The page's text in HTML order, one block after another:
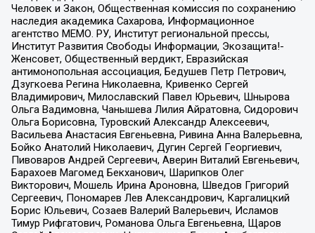
Человек и Закон, Общественная комиссия по сохранению
наследия академика Сахарова, Информационное
агентство МЕМО. РУ, Институт региональной прессы,
Институт Развития Свободы Информации, Экозащита!-
Женсовет, Общественный вердикт, Евразийская
антимонопольная ассоциация, Бедушев Петр Петрович,
Дзугкоева Регина Николаевна, Кривенко Сергей
Владимирович, Милославский Павел Юрьевич, Шнырова
Ольга Вадимовна, Чанышева Лилия Айратовна, Сидорович
Ольга Борисовна, Туровский Александр Алексеевич,
Васильева Анастасия Евгеньевна, Ривина Анна Валерьевна,
Бойко Анатолий Николаевич, Дугин Сергей Георгиевич,
Пивоваров Андрей Сергеевич, Аверин Виталий Евгеньевич,
Барахоев Магомед Бекханович, Шарипков Олег
Викторович, Мошель Ирина Ароновна, Шведов Григорий
Сергеевич, Пономарев Лев Александрович, Каргалицкий
Борис Юльевич, Созаев Валерий Валерьевич, Исламов
Тимур Рифгатович, Романова Ольга Евгеньевна, Щаров